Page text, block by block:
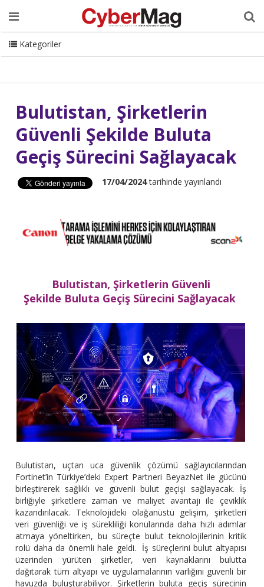
Ana Sayfa Hakkımızda Dergi Editörden
Danışmanlık
ISC Turkey Sizden Gelenler
İletişim
CyberMag Logo
Kategoriler
Bulutistan, Şirketlerin
Güvenli Şekilde Buluta
Geçiş Sürecini Sağlayacak
17/04/2024tarihinde yayınlandı
Bulutistan, Şirketlerin Güvenli
Şekilde Buluta Geçiş Sürecini Sağlayacak
Bulutistan, uçtan uca güvenlik çözümü sağlayıcılarından
Fortinet’in Türkiye’deki Expert Partneri BeyazNet ile gücünü
birleştirerek sağlıklı ve güvenli bulut geçişi sağlayacak. İş
birliğiyle şirketlere zaman ve maliyet avantajı ile çeviklik
kazandırılacak. Teknolojideki olağanüstü gelişim, şirketleri
veri güvenliği ve iş sürekliliği konularında daha hızlı adımlar
atmaya yöneltirken, bu süreçte bulut teknolojilerinin kritik
rolü daha da önemli hale geldi. İş süreçlerini bulut altyapısı
üzerinden yürüten şirketler, veri kaynaklarını bulutta
dağıtarak tüm altyapı ve uygulamalarının varlığını güvenli bir
havuzda buluşturabiliyor. Şirketlerin buluta geçiş sürecinin